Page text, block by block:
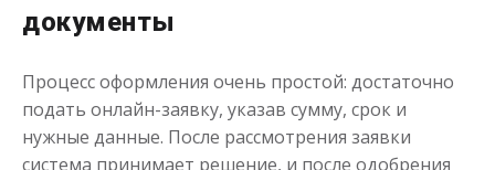
Одолжим до 30 дней
документы
Процесс оформления очень простой: достаточно
подать онлайн-заявку, указав сумму, срок и
нужные данные. После рассмотрения заявки
система принимает решение, и после одобрения